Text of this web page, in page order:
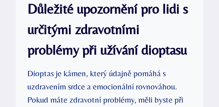
Důležité upozornění pro lidi s
určitými zdravotními
problémy při užívání dioptasu
Dioptas je kámen, který údajně pomáhá s
uzdravením srdce a emocionální rovnováhou.
Pokud máte zdravotní problémy, měli byste při